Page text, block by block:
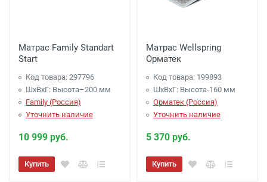
Матрас Family Standart
Start
Код товара: 297796
ШхВхГ: Высота–200 мм
Family (Россия)
Уточнить наличие
10 999 руб.
Купить
Матрас Wellspring
Орматек
Код товара: 199893
ШхВхГ: Высота-160 мм
Орматек (Россия)
Уточнить наличие
5 370 руб.
Купить